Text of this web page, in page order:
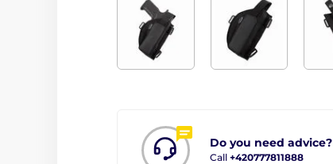
Do you need advice?
Call +420777811888